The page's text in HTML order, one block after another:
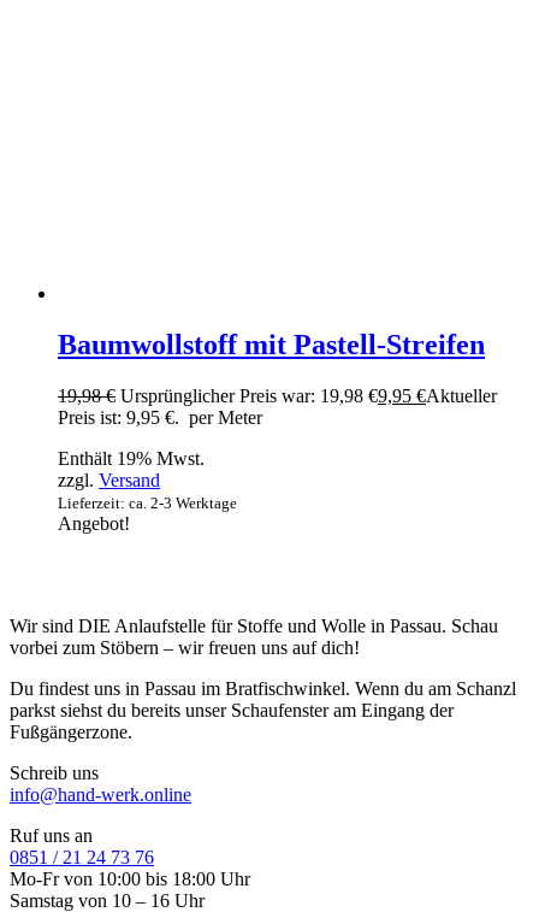
Baumwollstoff mit Pastell-Streifen
19,98€ Ursprünglicher Preis war: 19,98 €9,95 €Aktueller
Preis ist: 9,95 €. per Meter
Enthält 19% Mwst.
zzgl. Versand
Lieferzeit: ca. 2-3 Werktage
Angebot!
Wir sind DIE Anlaufstelle für Stoffe und Wolle in Passau. Schau
vorbei zum Stöbern – wir freuen uns auf dich!
Du findest uns in Passau im Bratfischwinkel. Wenn du am Schanzl
parkst siehst du bereits unser Schaufenster am Eingang der
Fußgängerzone.
Schreib uns
info@hand-werk.online
Ruf uns an
0851 / 21 24 73 76
Mo-Fr von 10:00 bis 18:00 Uhr
Samstag von 10 – 16 Uhr